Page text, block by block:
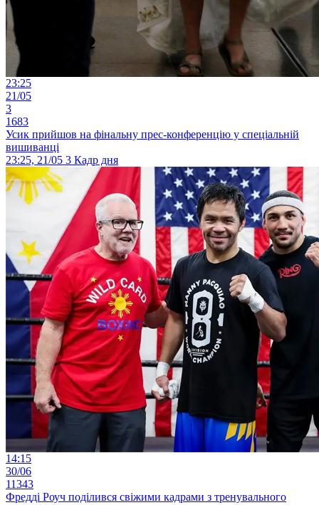
23:25
21/05
3
1683
Усик прийшов на фінальну прес-конференцію у спеціальній
вишиванці
23:25, 21/05 3 Кадр дня
14:15
30/06
11343
Фредді Роуч поділився свіжими кадрами з тренувального